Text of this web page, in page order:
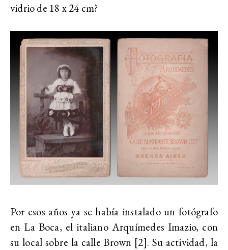
vidrio de 18 x 24 cm?
Por esos años ya se había instalado un fotógrafo
en La Boca, el italiano Arquímedes Imazio, con
su local sobre la calle Brown [2]. Su actividad, la